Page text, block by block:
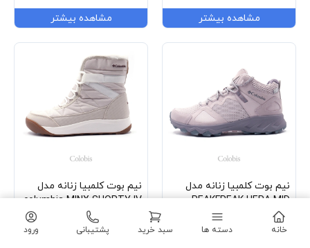
مشاهده بیشتر
مشاهده بیشتر
نیم بوت کلمبیا زنانه مدل
PEAKFREAK HERA MID
OUTDRY BL7856-608
ناموجود
نیم بوت کلمبیا زنانه مدل
columbia MINX SHORTY IV
BL0926-278
ناموجود
خانه دسته ها سبد خرید پشتیبانی ورود